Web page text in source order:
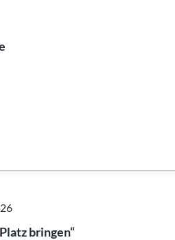
bringen“